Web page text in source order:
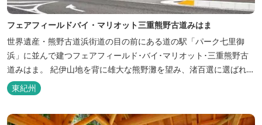
フェアフィールドバイ・マリオット三重熊野古道みはま
世界遺産・熊野古道浜街道の目の前にある道の駅「パーク七里御
浜」に並んで建つフェアフィールド･バイ･マリオット･三重熊野古
道みはま。 紀伊山地を背に雄大な熊野灘を望み、渚百選に選ばれた
七里御浜海岸などの美しい自然が広がります。一年を通して暖かで
過ごしやすく、季節を通じて穫れる数々の品種のみかんをはじめ、
豊富な畑の幸や海の幸を堪能していただけます。 風光明媚な御浜を
東紀州